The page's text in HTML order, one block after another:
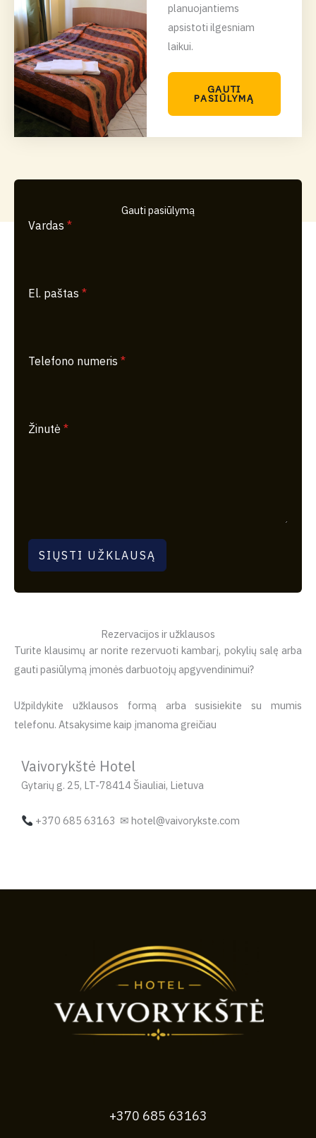
planuojantiems
apsistoti ilgesniam
laikui.
GAUTI
PASIŪLYMĄ
Gauti pasiūlymą
Vardas *
El. paštas *
Telefono numeris *
Žinutė *
SIŲSTI UŽKLAUSĄ
Rezervacijos ir užklausos
Turite klausimų ar norite rezervuoti kambarį, pokylių salę arba
gauti pasiūlymą įmonės darbuotojų apgyvendinimui?
Užpildykite užklausos formą arba susisiekite su mumis
telefonu. Atsakysime kaip įmanoma greičiau
Vaivorykštė Hotel
Gytarių g. 25, LT-78414 Šiauliai, Lietuva
+370 685 63163 ✉ hotel@vaivorykste.com
+370 685 63163